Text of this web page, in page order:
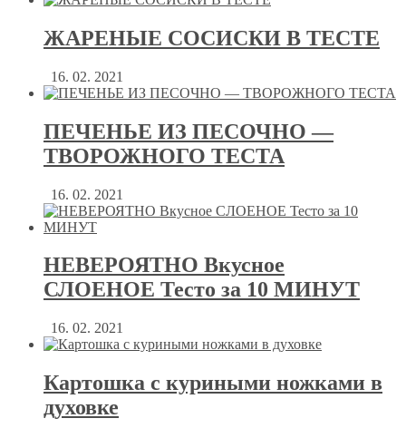
ЖАРЕНЫЕ СОСИСКИ В ТЕСТЕ
16. 02. 2021
ПЕЧЕНЬЕ ИЗ ПЕСОЧНО —
ТВОРОЖНОГО ТЕСТА
16. 02. 2021
НЕВЕРОЯТНО Вкусное
СЛОЕНОЕ Тесто за 10 МИНУТ
16. 02. 2021
Картошка с куриными ножками в
духовке